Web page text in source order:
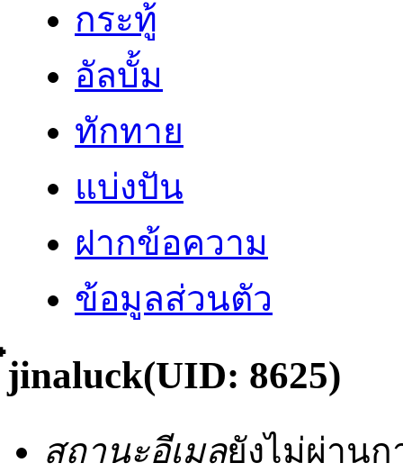
กระทู้
อัลบั้ม
ทักทาย
แบ่งปัน
ฝากข้อความ
ข้อมูลส่วนตัว
๋jinaluck(UID: 8625)
สถานะอีเมลยังไม่ผ่านก